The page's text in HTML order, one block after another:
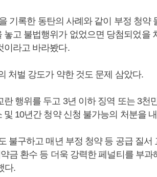
기록한 동탄의 사례와 같이 부정 청약
고 불법행위가 없었으면 당첨되었을
이라고 바라봤다.
처벌 강도가 약한 것도 문제 삼았다.
행위를 두고 3년 이하 징역 또는 3천
10년간 청약 신청 불가능의 처분을
불구하고 매년 부정 청약 등 공급 질서
금 환수 등 더욱 강력한 페널티를 부과
다.